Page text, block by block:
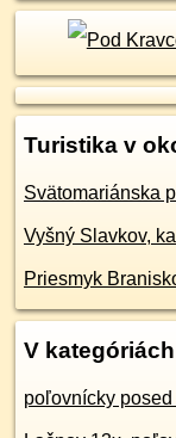
Turistika v
Svätomariánska
Vyšný Slavkov,
Priesmyk
V kategóriách
poľovnícky